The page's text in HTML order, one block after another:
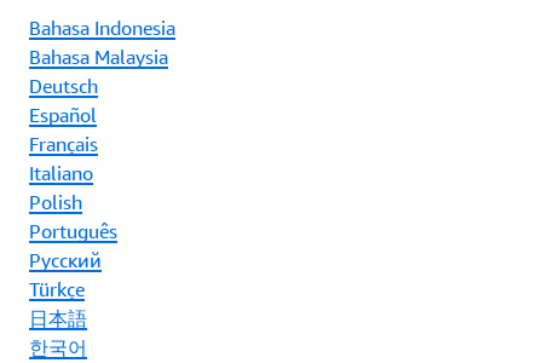
Bahasa Indonesia
Bahasa Malaysia
Deutsch
Español
Français
Italiano
Polish
Português
Ρусский
Türkçe
日本語
한국어